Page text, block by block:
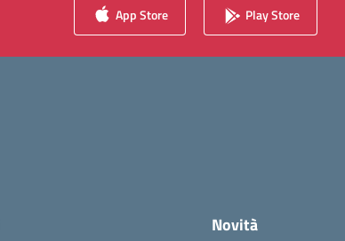
App Store Play Store
Novità